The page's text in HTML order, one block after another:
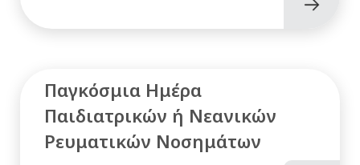
Παγκόσμια Ημέρα
Παιδιατρικών ή Νεανικών
Ρευματικών Νοσημάτων